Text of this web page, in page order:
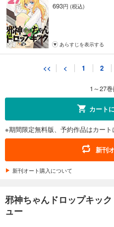
693円 (税込)
あらすじを表示する
<< < 1 2
1～27
カート
※期間限定無料版、予約作品はカート
新刊
新刊オート購入について
邪神ちゃんドロップキッ
ュー